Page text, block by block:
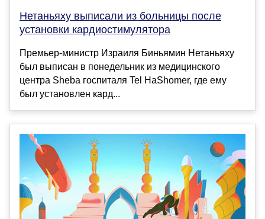
Нетаньяху выписали из больницы после
установки кардиостимулятора
Премьер-министр Израиля Биньямин Нетаньяху
был выписан в понедельник из медицинского
центра Sheba госпиталя Tel HaShomer, где ему
был установлен кард...